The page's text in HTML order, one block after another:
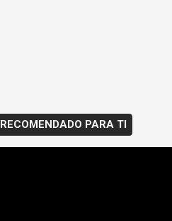
RECOMENDADO PARA TI